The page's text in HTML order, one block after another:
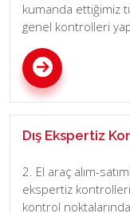
kumanda ettiğimiz
genel kontrolleri
Dış Ekspertiz
2. El araç alım-
ekspertiz
kontrol